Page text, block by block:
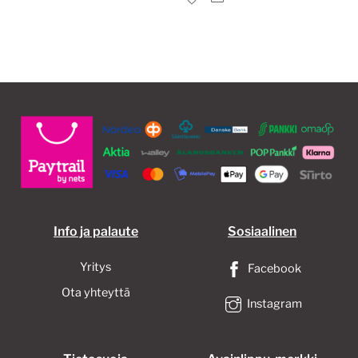
tuotteen
sivulla.
Info ja palaute
Yritys
Ota yhteyttä
Sosiaalinen
Facebook
Instagram